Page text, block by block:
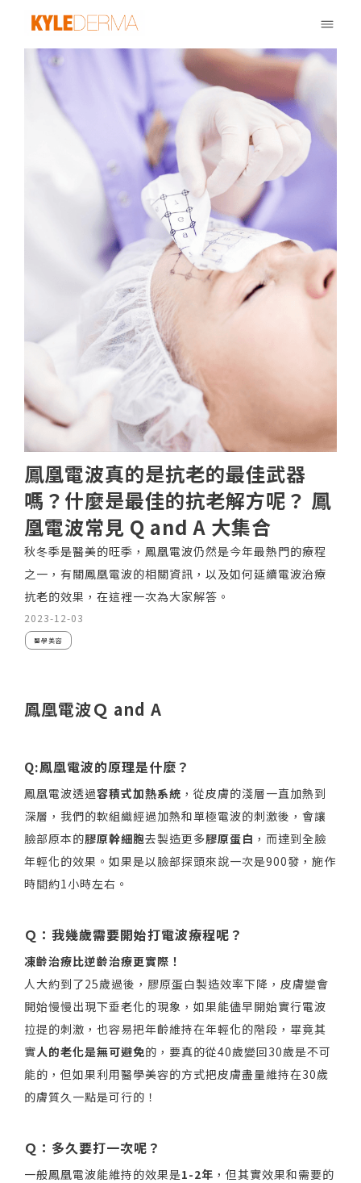
鳳凰電波真的是抗老的最佳武器
嗎？什麼是最佳的抗老解方呢？ 鳳
凰電波常見 Q and A 大集合
秋冬季是醫美的旺季，鳳凰電波仍然是今年最熱門的療程
之一，有關鳳凰電波的相關資訊，以及如何延續電波治療
抗老的效果，在這裡一次為大家解答。
2023-12-03
醫學美容
鳳凰電波Ｑ and A
Q:鳳凰電波的原理是什麼？
鳳凰電波透過容積式加熱系統 ，從皮膚的淺層一直加熱到
深層，我們的軟組織經過加熱和單極電波的刺激後，會讓
臉部原本的膠原幹細胞去製造更多膠原蛋白 ，而達到全臉
年輕化的效果。如果是以臉部探頭來說一次是900發，施作
時間約1小時左右。
Ｑ：我幾歲需要開始打電波療程呢？
凍齡治療比逆齡治療更實際！
人大約到了25歲過後，膠原蛋白製造效率下降，皮膚變會
開始慢慢出現下垂老化的現象，如果能儘早開始實行電波
拉提的刺激，也容易把年齡維持在年輕化的階段，畢竟其
實人的老化是無可避免的，要真的從40歲變回30歲是不可
能的，但如果利用醫學美容的方式把皮膚盡量維持在30歲
的膚質久一點是可行的！
Ｑ：多久要打一次呢？
一般鳳凰電波能維持的效果是1-2年 ，但其實效果和需要的